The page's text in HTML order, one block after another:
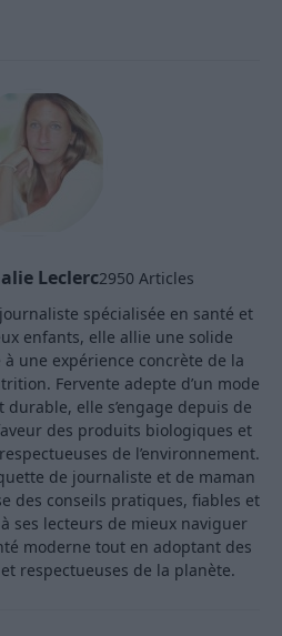
Leclerc2950 Articles
spécialisée en santé et
enfants, elle allie une solide
une expérience concrète de la
Fervente adepte d’un mode
elle s’engage depuis de
des produits biologiques et
de l’environnement.
de journaliste et de maman
des conseils pratiques, fiables et
ses lecteurs de mieux naviguer
moderne tout en adoptant des
respectueuses de la planète.